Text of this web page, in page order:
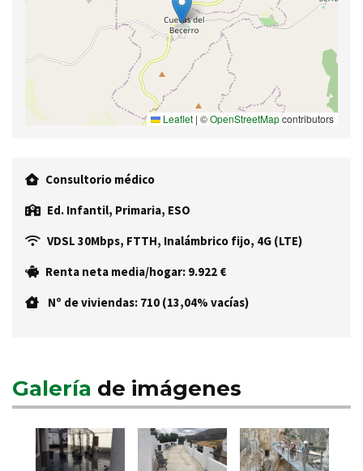
Leaflet | ©OpenStreetMapcontributors
Consultorio médico
Ed. Infantil, Primaria, ESO
VDSL 30Mbps, FTTH, Inalámbrico fijo, 4G (LTE)
Renta neta media/hogar: 9.922 €
Nº de viviendas: 710 (13,04% vacías)
Galería de imágenes